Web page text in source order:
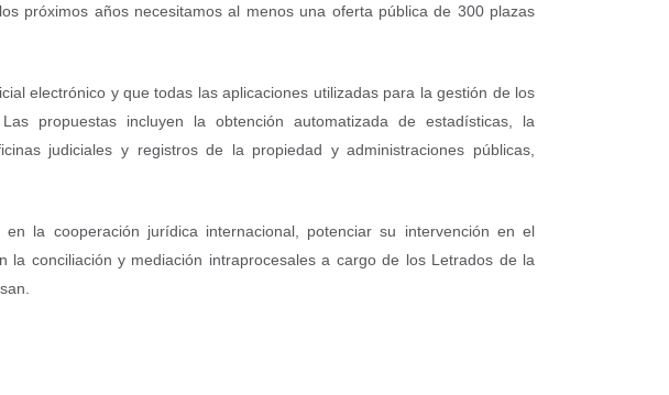
próximos años necesitamos al menos una oferta pública de 300 plazas
electrónico y que todas las aplicaciones utilizadas para la gestión de los
propuestas incluyen la obtención automatizada de estadísticas, la
judiciales y registros de la propiedad y administraciones públicas,
la cooperación jurídica internacional, potenciar su intervención en el
conciliación y mediación intraprocesales a cargo de los Letrados de la